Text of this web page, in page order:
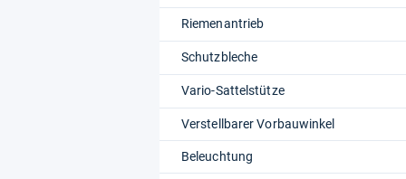
Riemenantrieb
Schutzbleche
Vario-Sattelstütze
Verstellbarer Vorbauwinkel
Beleuchtung